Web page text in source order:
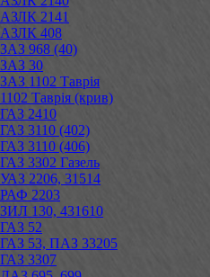
АЗЛК 2141
АЗЛК 408
ЗАЗ 968 (40)
ЗАЗ 30
ЗАЗ 1102 Таврія
1102 Таврія (крив)
ГАЗ 2410
ГАЗ 3110 (402)
ГАЗ 3110 (406)
ГАЗ 3302 Газель
УАЗ 2206, 31514
РАФ 2203
ЗИЛ 130, 431610
ГАЗ 52
ГАЗ 53, ПАЗ 33205
ГАЗ 3307